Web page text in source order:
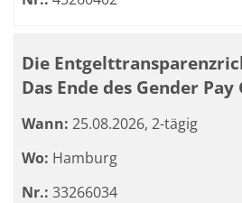
Die
Das Ende des Gender Pay
Wann: 25.08.2026, 2-tägig
Wo: Hamburg
Nr.: 33266034